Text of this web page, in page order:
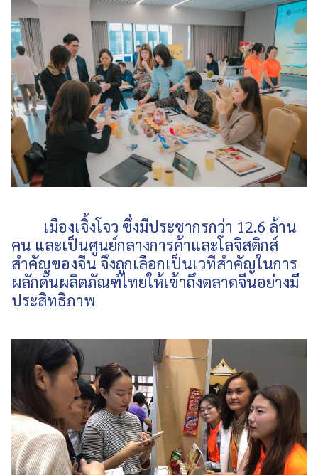
เมืองเจิ้งโจว ซึ่งมีประชากรกว่า 12.6 ล้าน
คน และเป็นศูนย์กลางการค้าและโลจิสติกส์
สำคัญของจีน จึงถูกเลือกเป็นเวทีสำคัญในการ
ผลักดันผลิตภัณฑ์ไทยให้เข้าถึงตลาดจีนอย่างมี
ประสิทธิภาพ